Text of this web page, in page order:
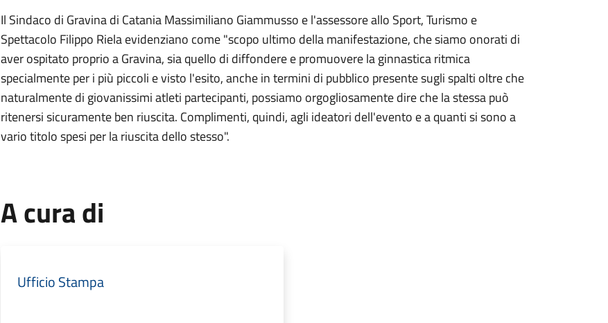
Il Sindaco di Gravina di Catania Massimiliano Giammusso e l'assessore allo Sport, Turismo e
Spettacolo Filippo Riela evidenziano come "scopo ultimo della manifestazione, che siamo onorati di
aver ospitato proprio a Gravina, sia quello di diffondere e promuovere la ginnastica ritmica
specialmente per i più piccoli e visto l'esito, anche in termini di pubblico presente sugli spalti oltre che
naturalmente di giovanissimi atleti partecipanti, possiamo orgogliosamente dire che la stessa può
ritenersi sicuramente ben riuscita. Complimenti, quindi, agli ideatori dell'evento e a quanti si sono a
vario titolo spesi per la riuscita dello stesso".
A cura di
Ufficio Stampa